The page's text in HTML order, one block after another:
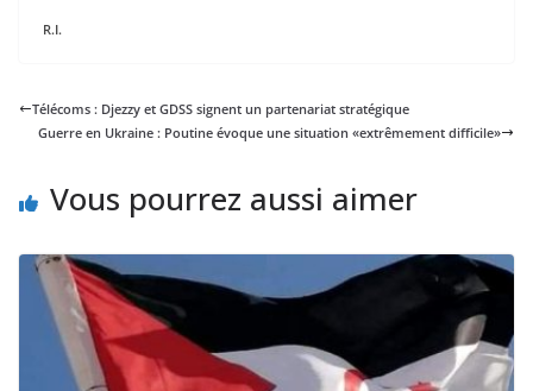
R.I.
Télécoms : Djezzy et GDSS signent un partenariat stratégique
Guerre en Ukraine : Poutine évoque une situation «extrêmement difficile»
Vous pourrez aussi aimer